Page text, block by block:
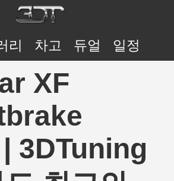
리 차고 듀얼 일정
XF
3DTuning